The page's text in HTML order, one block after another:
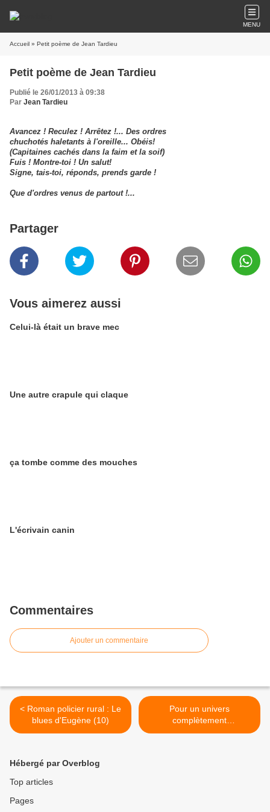
MENU
Accueil » Petit poème de Jean Tardieu
Petit poème de Jean Tardieu
Publié le 26/01/2013 à 09:38
Par Jean Tardieu
Avancez ! Reculez ! Arrêtez !... Des ordres
chuchotés haletants à l'oreille... Obéis!
(Capitaines cachés dans la faim et la soif)
Fuis ! Montre-toi ! Un salut!
Signe, tais-toi, réponds, prends garde !
Que d'ordres venus de partout !...
Partager
Vous aimerez aussi
Celui-là était un brave mec
Une autre crapule qui claque
ça tombe comme des mouches
L'écrivain canin
Commentaires
Ajouter un commentaire
< Roman policier rural : Le
blues d'Eugène (10)
Pour un univers
complètement
concentrationnaire ! >
Hébergé par Overblog
Top articles
Pages